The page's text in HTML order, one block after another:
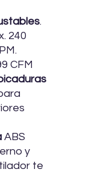
.
240
CFM
ABS
y
te